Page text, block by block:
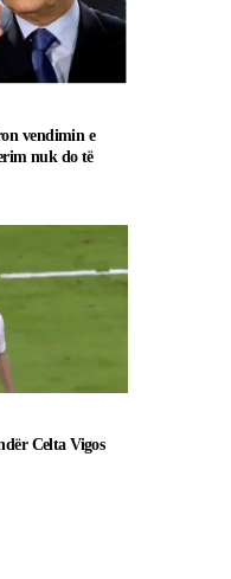
vendimin e
nuk do të
Celta Vigos